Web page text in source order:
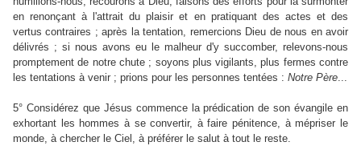
en renonçant à l'attrait du plaisir et en pratiquant des actes et des
vertus contraires ; après la tentation, remercions Dieu de nous en avoir
délivrés ; si nous avons eu le malheur d'y succomber, relevons-nous
promptement de notre chute ; soyons plus vigilants, plus fermes contre
les tentations à venir ; prions pour les personnes tentées : Notre Père...
5° Considérez que Jésus commence la prédication de son évangile en
exhortant les hommes à se convertir, à faire pénitence, à mépriser le
monde, à chercher le Ciel, à préférer le salut à tout le reste.